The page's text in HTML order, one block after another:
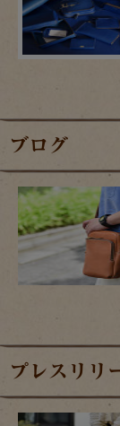
ブログ
プレスリリ